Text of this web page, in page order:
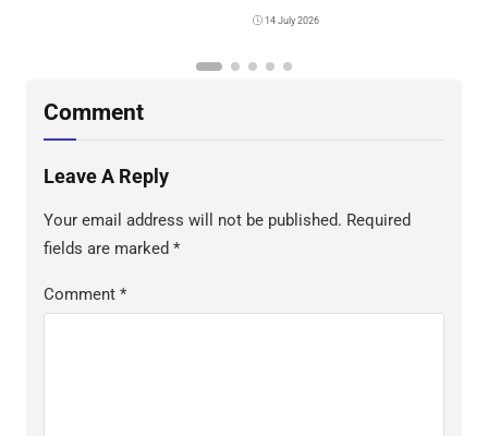
14 July 2026
Comment
Leave A Reply
Your email address will not be published. Required
fields are marked *
Comment *